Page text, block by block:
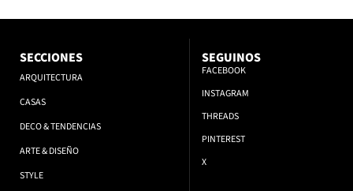
SECCIONES
ARQUITECTURA
CASAS
DECO & TENDENCIAS
ARTE & DISEÑO
STYLE
SEGUINOS
FACEBOOK
INSTAGRAM
THREADS
PINTEREST
X